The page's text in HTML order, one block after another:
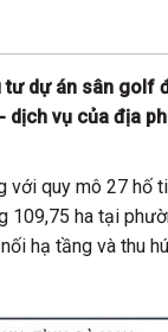
Giải Golf Doanh
lần thứ 22 (Business
Cặp Đôi Hoàn
Golf Cặp đôi
Couple 2)
dự án sân golf
vụ của địa
quy mô 27 hố
ha tại
hạ tầng và thu